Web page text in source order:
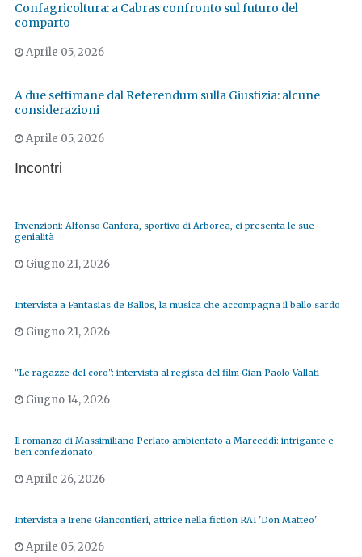
Confagricoltura: a Cabras confronto sul futuro del
comparto
Aprile 05, 2026
A due settimane dal Referendum sulla Giustizia: alcune
considerazioni
Aprile 05, 2026
Incontri
Invenzioni: Alfonso Canfora, sportivo di Arborea, ci presenta le sue
genialità
Giugno 21, 2026
Intervista a Fantasias de Ballos, la musica che accompagna il ballo sardo
Giugno 21, 2026
"Le ragazze del coro": intervista al regista del film Gian Paolo Vallati
Giugno 14, 2026
Il romanzo di Massimiliano Perlato ambientato a Marceddì: intrigante e
ben confezionato
Aprile 26, 2026
Intervista a Irene Giancontieri, attrice nella fiction RAI 'Don Matteo'
Aprile 05, 2026